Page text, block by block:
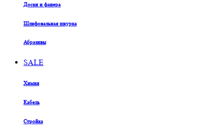
Доски и фанера
Шлифовальная шкурка
Абразивы
SALE
Химия
Кабель
Стройка